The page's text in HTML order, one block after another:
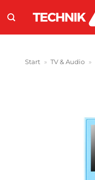
Inhalt
springen
Start » TV & Audio »